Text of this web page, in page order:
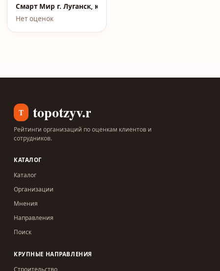
Смарт Мир г. Луганск, кв. Жукова, д.7
Нет оценок
T topotzyv.ru
Рейтинги организаций по оценкам клиентов и
сотрудников.
КАТАЛОГ
Каталог
Организации
Мнения
Направления
Поиск
КРУПНЫЕ НАПРАВЛЕНИЯ
Строительство